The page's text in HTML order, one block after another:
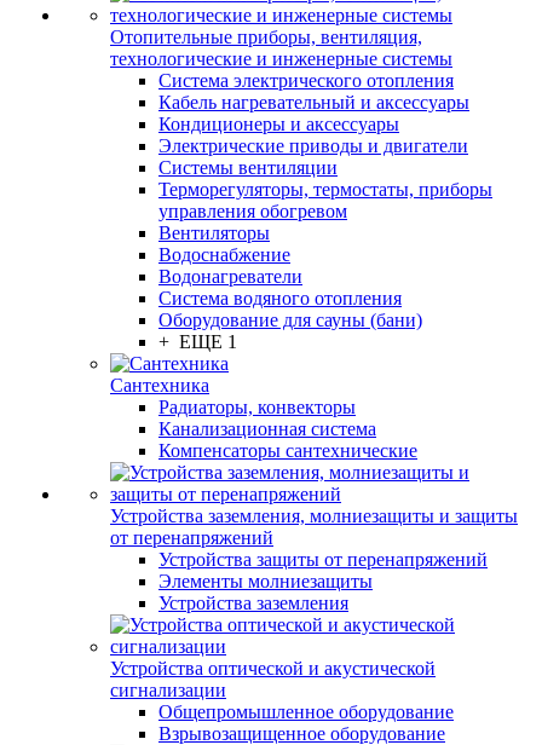
Отопительные приборы, вентиляция,
технологические и инженерные системы
Система электрического отопления
Кабель нагревательный и аксессуары
Кондиционеры и аксессуары
Электрические приводы и двигатели
Системы вентиляции
Терморегуляторы, термостаты, приборы
управления обогревом
Вентиляторы
Водоснабжение
Водонагреватели
Система водяного отопления
Оборудование для сауны (бани)
+ ЕЩЕ 1
Сантехника
Радиаторы, конвекторы
Канализационная система
Компенсаторы сантехнические
Устройства заземления, молниезащиты и защиты
от перенапряжений
Устройства защиты от перенапряжений
Элементы молниезащиты
Устройства заземления
Устройства оптической и акустической
сигнализации
Общепромышленное оборудование
Взрывозащищенное оборудование